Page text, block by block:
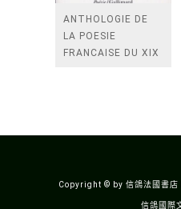
ANTHOLOGIE DE
LA POESIE
FRANCAISE DU XIX
Copyright © by 信鴿法國書
信鴿國際